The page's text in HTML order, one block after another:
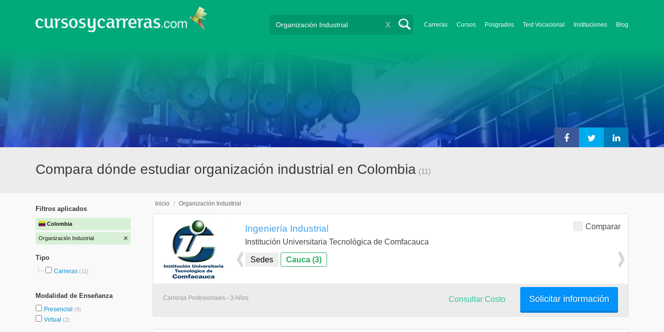
Carreras Cursos Posgrados Test Vocacional Instituciones Blog
X
Compara dónde estudiar organización industrial en Colombia (11)
Filtros aplicados
Colombia
Organización Industrial
Tipo
Carreras (11)
Modalidad de Enseñanza
Presencial (9)
Virtual (2)
Inicio / Organización Industrial
Comparar
Ingeniería Industrial
Institución Universitaria Tecnológica de Comfacauca
Sedes Cauca (3)
Carreras Profesionales - 3 Años Solicitar información
Consultar Costo